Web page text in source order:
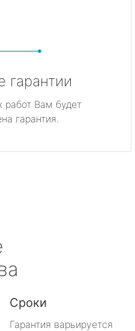
гарантии
работ Вам будет
гарантия.
Сроки
Гарантия варьируется